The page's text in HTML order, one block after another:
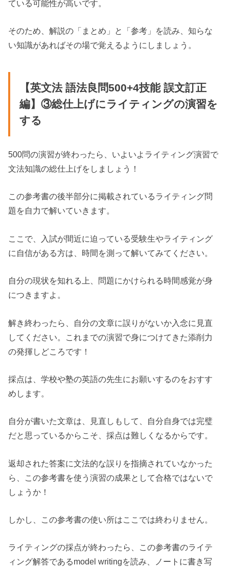
ている可能性が高いです。
そのため、解説の「まとめ」と「参考」を読み、知らな
い知識があればその場で覚えるようにしましょう。
【英文法 語法良問500+4技能 誤文訂正
編】③総仕上げにライティングの演習を
する
500問の演習が終わったら、いよいよライティング演習で
文法知識の総仕上げをしましょう！
この参考書の後半部分に掲載されているライティング問
題を自力で解いていきます。
ここで、入試が間近に迫っている受験生やライティング
に自信がある方は、時間を測って解いてみてください。
自分の現状を知れる上、問題にかけられる時間感覚が身
につきますよ。
解き終わったら、自分の文章に誤りがないか入念に見直
してください。これまでの演習で身につけてきた添削力
の発揮しどころです！
採点は、学校や塾の英語の先生にお願いするのをおすす
めします。
自分が書いた文章は、見直しもして、自分自身では完璧
だと思っているからこそ、採点は難しくなるからです。
返却された答案に文法的な誤りを指摘されていなかった
ら、この参考書を使う演習の成果として合格ではないで
しょうか！
しかし、この参考書の使い所はここでは終わりません。
ライティングの採点が終わったら、この参考書のライテ
ィング解答であるmodel writingを読み、ノートに書き写